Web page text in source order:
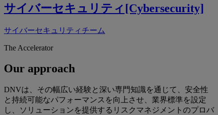
サイバーセキュリティ[Cybersecurity]
サイバーセキュリティチーム
The Accelerator
Our approach
DNVは、その幅広い経験と深い専門知識を通じて、安全性
と持続可能なパフォーマンスを向上させ、業界標準を設定
し、ソリューションを提供するリスクマネジメントのプロバ